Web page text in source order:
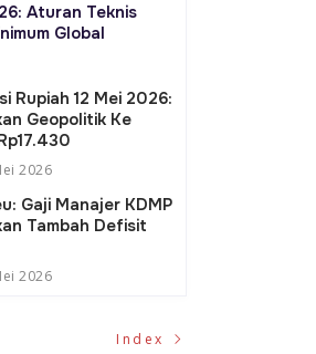
Aturan Teknis
Global
Rupiah 12 Mei 2026:
Geopolitik Ke
2026
Gaji Manajer KDMP
Tambah Defisit
2026
Index